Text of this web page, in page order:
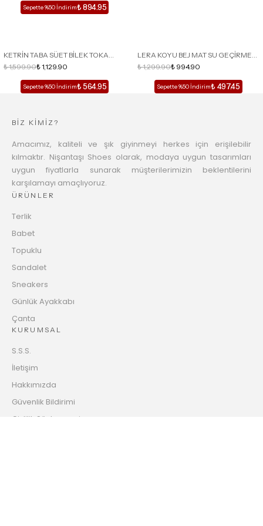
Sepette %50 İndirim₺ 894.95
KETRİN TABA SÜET BİLEK TOKA
DETAYLI KADIN TOPUKLU
AYAKKABI
₺ 1,599.90₺ 1,129.90
Sepette %50 İndirim₺ 564.95
LERA KOYU BEJ MAT SU GEÇİRMEZ
İÇİ SICAK ASTARLI DÜZ TABAN
KADIN BOT
₺ 1,299.90₺ 994.90
Sepette %50 İndirim₺ 497.45
BİZ KİMİZ?
Amacımız, kaliteli ve şık giyinmeyi herkes için erişilebilir
kılmaktır. Nişantaşı Shoes olarak, modaya uygun tasarımları
uygun fiyatlarla sunarak müşterilerimizin beklentilerini
karşılamayı amaçlıyoruz.
ÜRÜNLER
Terlik
Babet
Topuklu
Sandalet
Sneakers
Günlük Ayakkabı
Çanta
KURUMSAL
S.S.S.
İletişim
Hakkımızda
Güvenlik Bildirimi
Gizlilik Sözleşmesi